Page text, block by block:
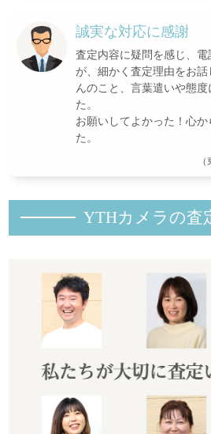
誠実な対応に感謝
査定内容に疑問を感じ、
が、細かく査定理由をお
んのこと、言葉遣いや態
た。
お願いしてよかった！心
た。
YTHカメラの査